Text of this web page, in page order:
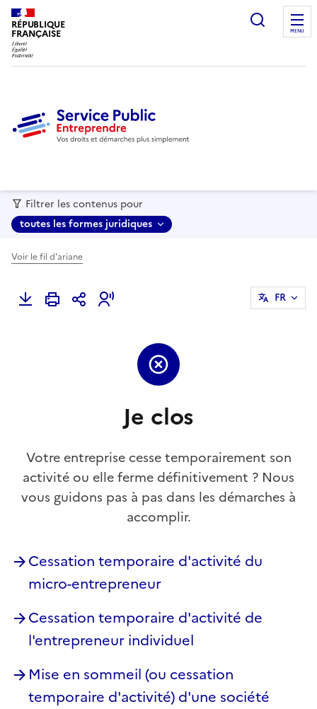
RÉPUBLIQUE
FRANÇAISE MENU
Filtrer les contenus pour
toutes les formes juridiques
Voir le fil d'ariane
FR
Je clos
Votre entreprise cesse temporairement son
activité ou elle ferme définitivement ? Nous
vous guidons pas à pas dans les démarches à
accomplir.
Cessation temporaire d'activité du
micro-entrepreneur
Cessation temporaire d'activité de
l'entrepreneur individuel
Mise en sommeil (ou cessation
temporaire d'activité) d'une société